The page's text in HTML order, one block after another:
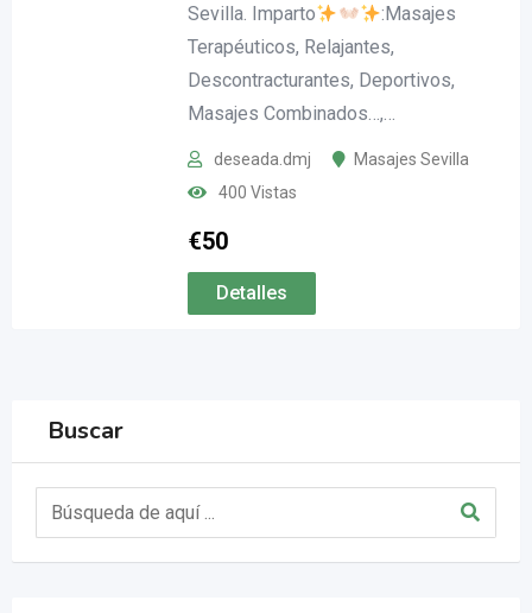
Sevilla. Imparto
:Masajes
Terapéuticos, Relajantes,
Descontracturantes, Deportivos,
Masajes Combinados…,…
deseada.dmj
Masajes Sevilla
400 Vistas
€50
Detalles
Buscar